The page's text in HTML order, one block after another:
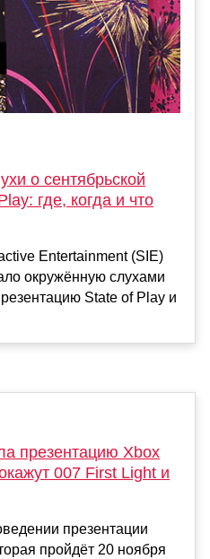
о сентябрьской
где, когда и что
Entertainment (SIE)
окружённую слухами
State of Play и
презентацию Xbox
007 First Light и
презентации
пройдёт 20 ноября